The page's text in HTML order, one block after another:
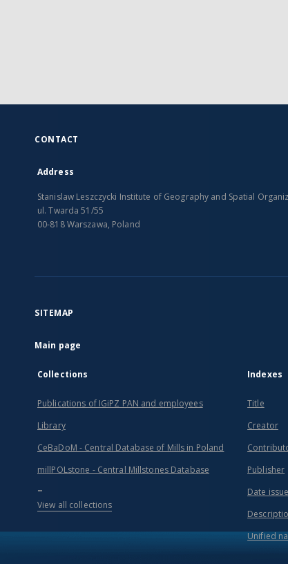
CONTACT
Address
Stanislaw Leszczycki Institute of Geography and Spatial
ul. Twarda 51/55
00-818 Warszawa, Poland
SITEMAP
Main page
Collections
Publications of IGiPZ PAN and employees
Library
CeBaDoM - Central Database of Mills in Poland
millPOLstone - Central Millstones Database
...
View all collections
Indexes
Title
Creator
Publisher
Date
Unified